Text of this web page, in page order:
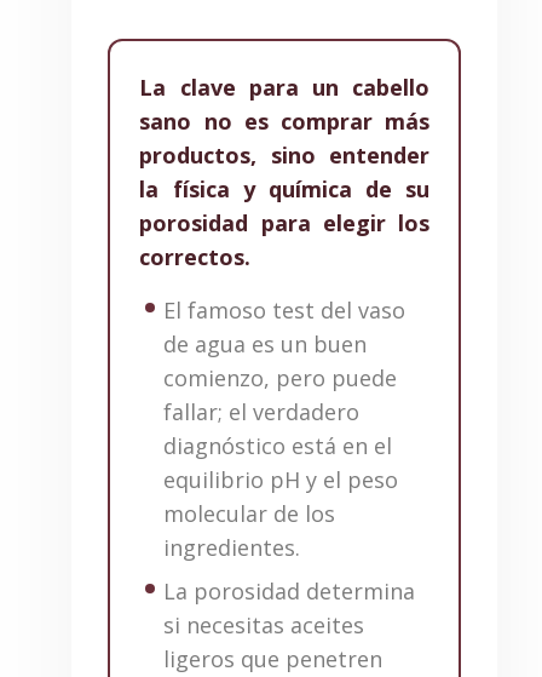
La clave para un cabello
sano no es comprar más
productos, sino entender
la física y química de su
porosidad para elegir los
correctos.
El famoso test del vaso
de agua es un buen
comienzo, pero puede
fallar; el verdadero
diagnóstico está en el
equilibrio pH y el peso
molecular de los
ingredientes.
La porosidad determina
si necesitas aceites
ligeros que penetren